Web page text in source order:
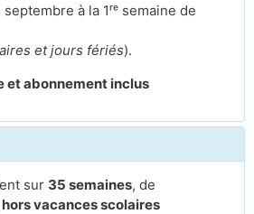
à la 1ʳᵉ semaine de
et jours fériés).
et abonnement inclus
sur 35 semaines, de
hors vacances scolaires